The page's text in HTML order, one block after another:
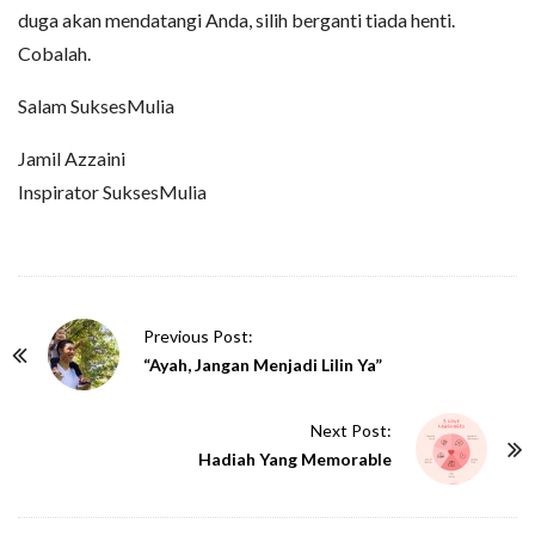
duga akan mendatangi Anda, silih berganti tiada henti.
Cobalah.
Salam SuksesMulia
Jamil Azzaini
Inspirator SuksesMulia
Previous Post:
“Ayah, Jangan Menjadi Lilin Ya”
Next Post:
Hadiah Yang Memorable